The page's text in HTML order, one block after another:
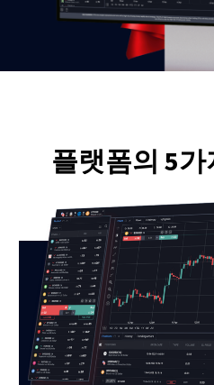
플랫폼의 5